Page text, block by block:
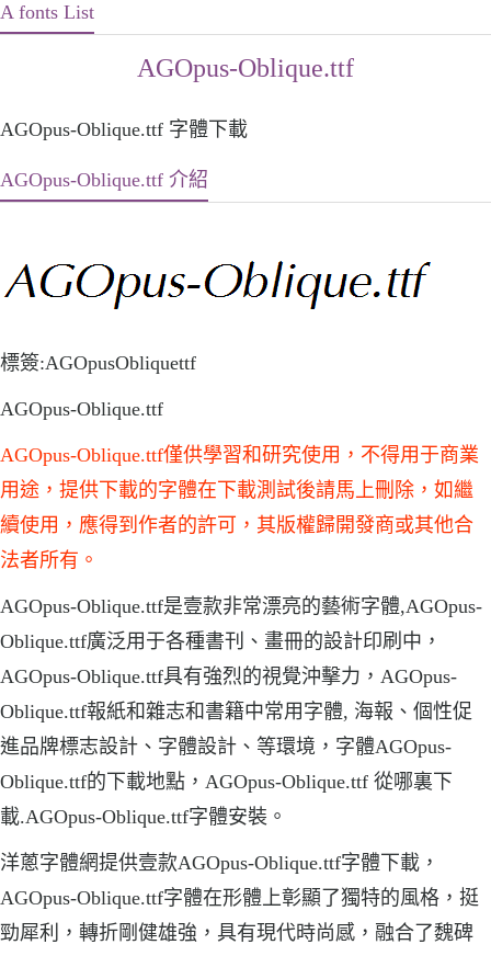
A fonts List
AGOpus-Oblique.ttf
AGOpus-Oblique.ttf 字體下載
AGOpus-Oblique.ttf 介紹
標簽:AGOpusObliquettf
AGOpus-Oblique.ttf
AGOpus-Oblique.ttf僅供學習和研究使用，不得用于商業
用途，提供下載的字體在下載測試後請馬上刪除，如繼
續使用，應得到作者的許可，其版權歸開發商或其他合
法者所有。
AGOpus-Oblique.ttf是壹款非常漂亮的藝術字體,AGOpus-
Oblique.ttf廣泛用于各種書刊、畫冊的設計印刷中，
AGOpus-Oblique.ttf具有強烈的視覺沖擊力，AGOpus-
Oblique.ttf報紙和雜志和書籍中常用字體, 海報、個性促
進品牌標志設計、字體設計、等環境，字體AGOpus-
Oblique.ttf的下載地點，AGOpus-Oblique.ttf 從哪裏下
載.AGOpus-Oblique.ttf字體安裝。
洋蔥字體網提供壹款AGOpus-Oblique.ttf字體下載，
AGOpus-Oblique.ttf字體在形體上彰顯了獨特的風格，挺
勁犀利，轉折剛健雄強，具有現代時尚感，融合了魏碑